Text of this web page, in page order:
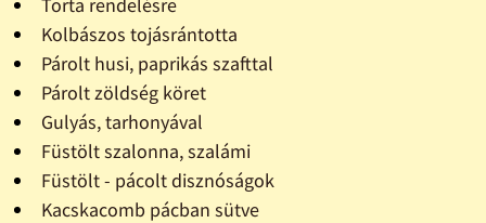
Kolbászos tojásrántotta
Párolt husi, paprikás szafttal
Párolt zöldség köret
Gulyás, tarhonyával
Füstölt szalonna, szalámi
Füstölt - pácolt disznóságok
Kacskacomb pácban sütve